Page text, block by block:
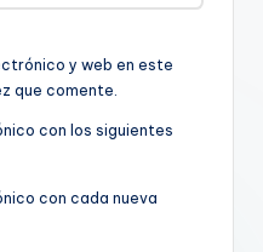
y web en este
que comente.
con los siguientes
con cada nueva